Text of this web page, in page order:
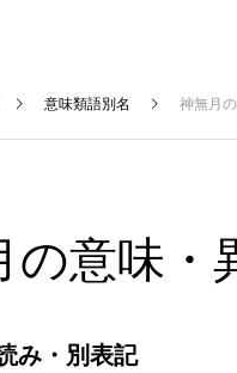
意味類語別名 神無月
の意味・
み・別表記